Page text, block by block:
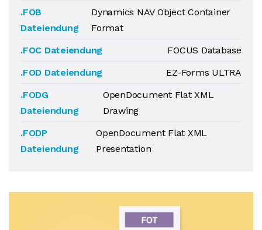
.FOB
Dateiendung
Dynamics NAV Object Container
Format
.FOC Dateiendung
FOCUS Database
.FOD Dateiendung
EZ-Forms ULTRA
.FODG
Dateiendung
OpenDocument Flat XML
Drawing
.FODP
Dateiendung
OpenDocument Flat XML
Presentation